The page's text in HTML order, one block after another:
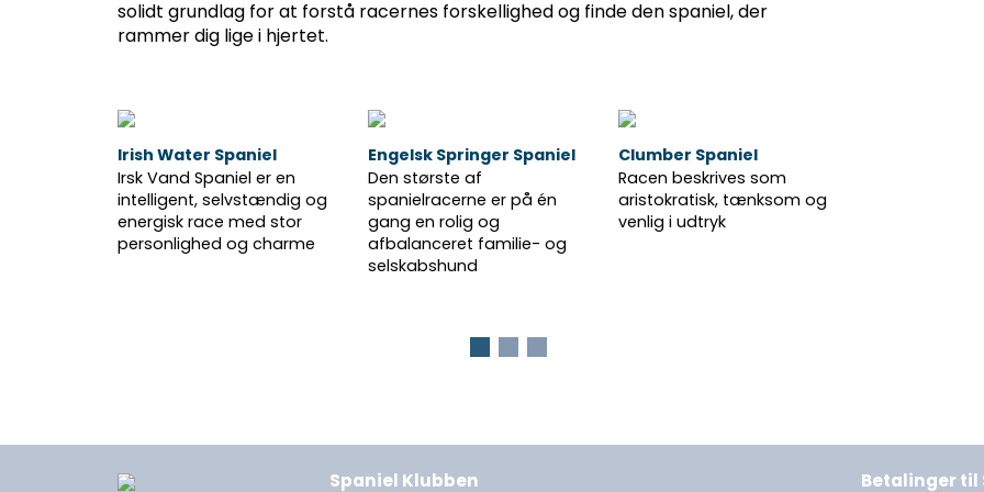
solidt grundlag for at forstå racernes forskellighed og finde den spaniel, der
rammer dig lige i hjertet.
Irish Water Spaniel
Irsk Vand Spaniel er en
intelligent, selvstændig og
energisk race med stor
personlighed og charme
Engelsk Springer Spaniel
Den største af
spanielracerne er på én
gang en rolig og
afbalanceret familie- og
selskabshund
Clumber Spaniel
Racen beskrives som
aristokratisk, tænksom og
venlig i udtryk
Spaniel Klubben Betalinger til